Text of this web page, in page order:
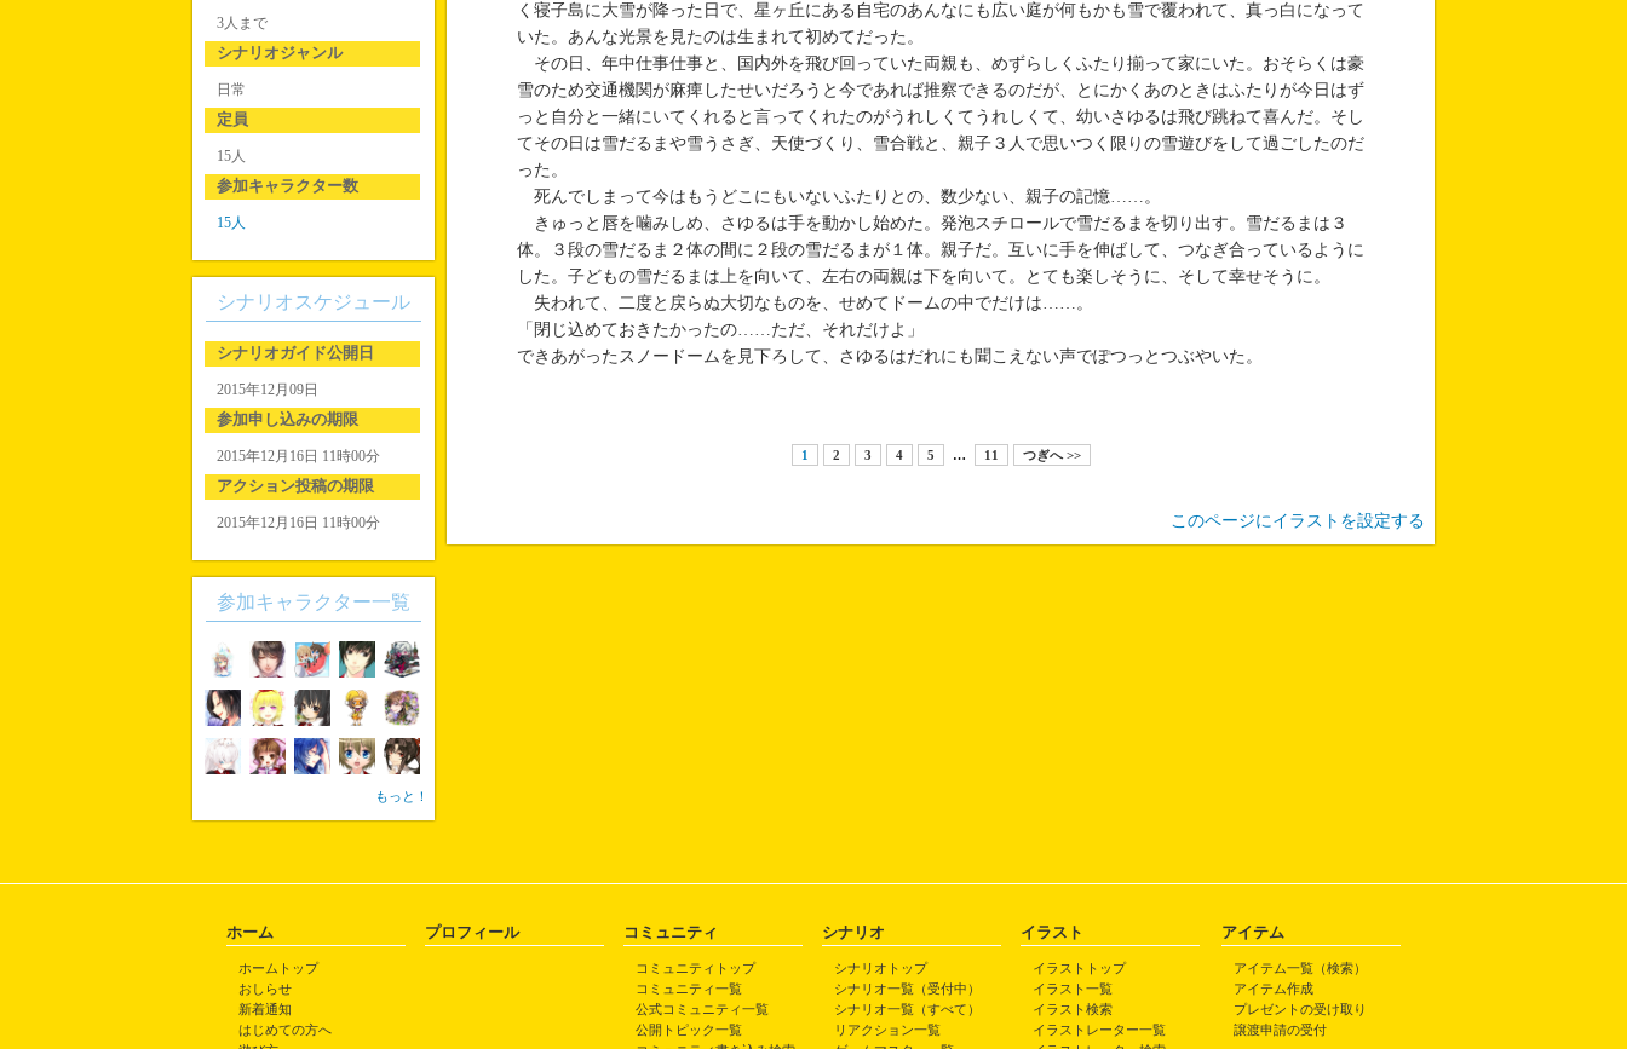
く寝子島に大雪が降った日で、星ヶ丘にある自宅のあんなにも広い庭が何もかも雪で覆われて、真っ白になって
いた。あんな光景を見たのは生まれて初めてだった。
その日、年中仕事仕事と、国内外を飛び回っていた両親も、めずらしくふたり揃って家にいた。おそらくは豪
雪のため交通機関が麻痺したせいだろうと今であれば推察できるのだが、とにかくあのときはふたりが今日はず
っと自分と一緒にいてくれると言ってくれたのがうれしくてうれしくて、幼いさゆるは飛び跳ねて喜んだ。そし
てその日は雪だるまや雪うさぎ、天使づくり、雪合戦と、親子３人で思いつく限りの雪遊びをして過ごしたのだ
った。
死んでしまって今はもうどこにもいないふたりとの、数少ない、親子の記憶……。
きゅっと唇を噛みしめ、さゆるは手を動かし始めた。発泡スチロールで雪だるまを切り出す。雪だるまは３
体。３段の雪だるま２体の間に２段の雪だるまが１体。親子だ。互いに手を伸ばして、つなぎ合っているように
した。子どもの雪だるまは上を向いて、左右の両親は下を向いて。とても楽しそうに、そして幸せそうに。
失われて、二度と戻らぬ大切なものを、せめてドームの中でだけは……。
「閉じ込めておきたかったの……ただ、それだけよ」
できあがったスノードームを見下ろして、さゆるはだれにも聞こえない声でぽつっとつぶやいた。
1 2 3 4 5 … 11 つぎへ >>
このページにイラストを設定する
3人まで
シナリオジャンル
日常
定員
15人
参加キャラクター数
15人
シナリオスケジュール
シナリオガイド公開日
2015年12月09日
参加申し込みの期限
2015年12月16日 11時00分
アクション投稿の期限
2015年12月16日 11時00分
参加キャラクター一覧
もっと！
ホーム
ホームトップ
おしらせ
新着通知
はじめての方へ
プロフィール コミュニティ
コミュニティトップ
コミュニティ一覧
公式コミュニティ一覧
公開トピック一覧
シナリオ
シナリオトップ
シナリオ一覧（受付中）
シナリオ一覧（すべて）
リアクション一覧
イラスト
イラストトップ
イラスト一覧
イラスト検索
イラストレーター一覧
アイテム
アイテム一覧（検索）
アイテム作成
プレゼントの受け取り
譲渡申請の受付